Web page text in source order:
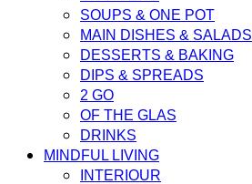
SOUPS & ONE POT
MAIN DISHES & SALADS
DESSERTS & BAKING
DIPS & SPREADS
2 GO
OF THE GLAS
DRINKS
MINDFUL LIVING
INTERIOUR